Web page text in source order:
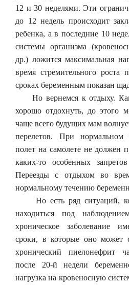
12 и 30 неделями. Эти
до 12 недель происходит
ребенка, а в последние 10
системы организма
др.) ложится максимальная
время стремительного
сроках беременным показан
Но вернемся к отдыху.
хорошо отдохнуть, до этого
чаще всего будущих мам
перелетов. При нормальном
полет на самолете не должен
каких-то особенных
Переезды с отдыхом во
нормальному течению
Но есть ряд ситуаций,
находиться под
хроническое заболевание
сроки, в которые оно может
хронический пиелонефрит
после 20-й недели
нагрузка на кровеносную